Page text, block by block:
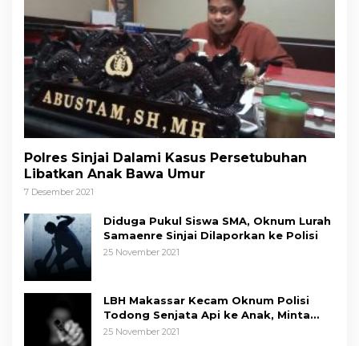
Polres Sinjai Dalami Kasus Persetubuhan
Libatkan Anak Bawa Umur
7 Desember 2021
Diduga Pukul Siswa SMA, Oknum Lurah
Samaenre Sinjai Dilaporkan ke Polisi
25 November 2021
LBH Makassar Kecam Oknum Polisi
Todong Senjata Api ke Anak, Minta
Kapolda Sulsel Tindak Tegas
25 November 2021